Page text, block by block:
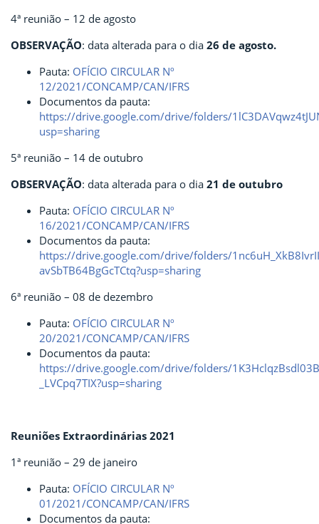
4ª reunião – 12 de agosto
OBSERVAÇÃO: data alterada para o dia 26 de agosto.
Pauta: OFÍCIO CIRCULAR Nº
12/2021/CONCAMP/CAN/IFRS
Documentos da pauta:
https://drive.google.com/drive/folders/
usp=sharing
5ª reunião – 14 de outubro
OBSERVAÇÃO: data alterada para o dia 21 de outubro
Pauta: OFÍCIO CIRCULAR Nº
16/2021/CONCAMP/CAN/IFRS
Documentos da pauta:
https://drive.google.com/drive/folders/
avSbTB64BgGcTCtq?usp=sharing
6ª reunião – 08 de dezembro
Pauta: OFÍCIO CIRCULAR Nº
20/2021/CONCAMP/CAN/IFRS
Documentos da pauta:
https://drive.google.com/drive/folders/
_LVCpq7TIX?usp=sharing
Reuniões Extraordinárias 2021
1ª reunião – 29 de janeiro
Pauta: OFÍCIO CIRCULAR Nº
01/2021/CONCAMP/CAN/IFRS
Documentos da pauta: